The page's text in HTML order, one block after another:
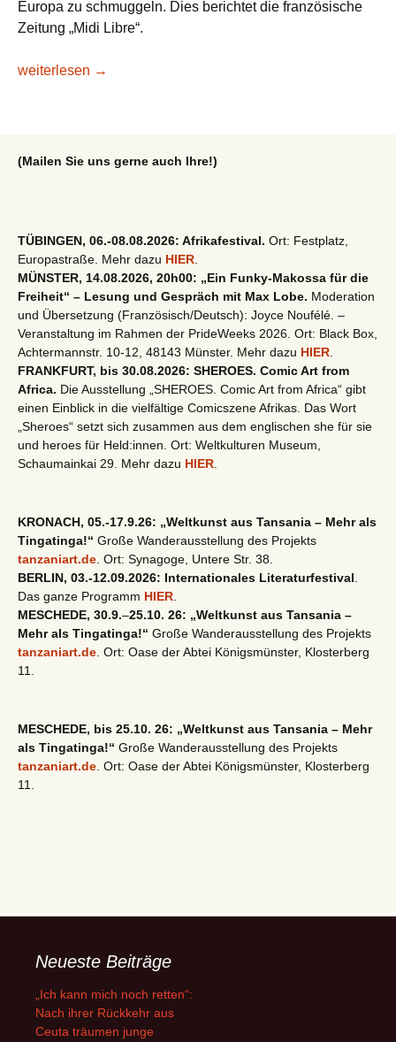
Europa zu schmuggeln. Dies berichtet die französische
Zeitung „Midi Libre“.
Lesetipp/Agenzia Nova: Migranten: Ein Netzwerk von
weiterlesen →
(Mailen Sie uns gerne auch Ihre!)
TÜBINGEN, 06.-08.08.2026: Afrikafestival. Ort: Festplatz,
Europastraße. Mehr dazu HIER
MÜNSTER, 14.08.2026, 20h00: „Ein Funky-Makossa für die
Freiheit“ – Lesung und Gespräch mit Max Lobe. Moderation
und Übersetzung (Französisch/Deutsch): Joyce Noufélé. –
Veranstaltung im Rahmen der PrideWeeks 2026. Ort: Black Box,
Achtermannstr. 10-12, 48143 Münster. Mehr dazu HIER
FRANKFURT, bis 30.08.2026: SHEROES. Comic Art from
Africa. Die Ausstellung „SHEROES. Comic Art from Africa“ gibt
einen Einblick in die vielfältige Comicszene Afrikas. Das Wort
„Sheroes“ setzt sich zusammen aus dem englischen she für sie
und heroes für Held:innen. Ort: Weltkulturen Museum,
Schaumainkai 29. Mehr dazu HIER
KRONACH, 05.-17.9.26: „Weltkunst aus Tansania – Mehr als
Tingatinga!“ Große Wanderausstellung des Projekts
tanzaniart.de . Ort: Synagoge, Untere Str. 38.
BERLIN, 03.-12.09.2026: Internationales Literaturfestival
Das ganze Programm HIER
MESCHEDE, 30.9.–25.10. 26: „Weltkunst aus Tansania –
Mehr als Tingatinga!“ Große Wanderausstellung des Projekts
tanzaniart.de . Ort: Oase der Abtei Königsmünster, Klosterberg
11.
MESCHEDE, bis 25.10. 26: „Weltkunst aus Tansania – Mehr
als Tingatinga!“ Große Wanderausstellung des Projekts
tanzaniart.de . Ort: Oase der Abtei Königsmünster, Klosterberg
11.
Neueste Beiträge
„Ich kann mich noch retten“:
Nach ihrer Rückkehr aus
Ceuta träumen junge